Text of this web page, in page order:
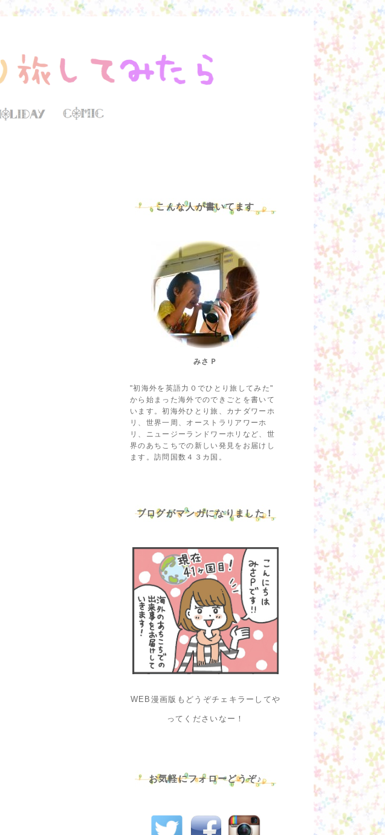
こんな人が書いてます
みさＰ
"初海外を英語力０でひとり旅してみた"
から始まった海外でのできごとを書いて
います。初海外ひとり旅、カナダワーホ
リ、世界一周、オーストラリアワーホ
リ、ニュージーランドワーホリなど、世
界のあちこちでの新しい発見をお届けし
ます。訪問国数４３カ国。
ブログがマンガになりました！
WEB漫画版もどうぞチェキラーしてや
ってくださいなー！
お気軽にフォローどうぞ♪